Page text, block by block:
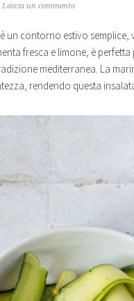
Lascia un commento
è un contorno estivo semplice,
fresca e limone, è
mediterranea. La
rendendo questa